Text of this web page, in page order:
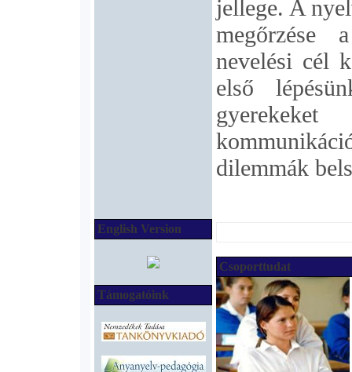
English Version
Támogatóink
jellege. A
megőrzése
nevelési cél
első
dilemmák
Csoporttudat